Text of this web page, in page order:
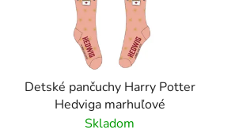
Detské pančuchy Harry Potter
Hedviga marhuľové
Skladom